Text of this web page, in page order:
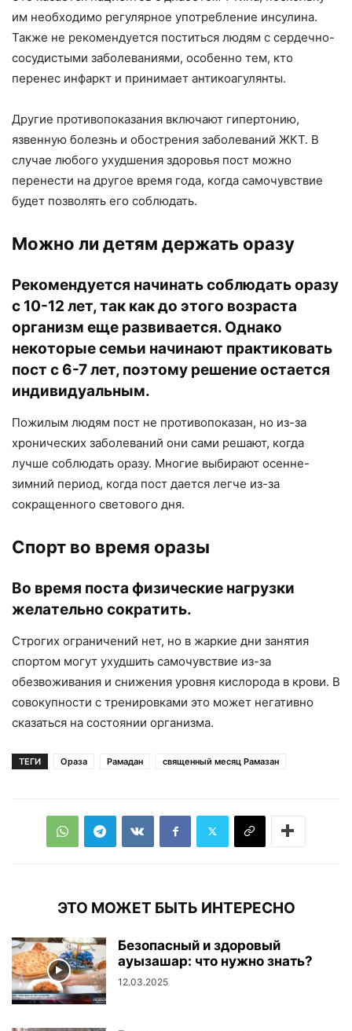
им необходимо регулярное употребление инсулина.
Также не рекомендуется поститься людям с сердечно-
сосудистыми заболеваниями, особенно тем, кто
перенес инфаркт и принимает антикоагулянты.
Другие противопоказания включают гипертонию,
язвенную болезнь и обострения заболеваний ЖКТ. В
случае любого ухудшения здоровья пост можно
перенести на другое время года, когда самочувствие
будет позволять его соблюдать.
Можно ли детям держать оразу
Рекомендуется начинать соблюдать оразу
с 10-12 лет, так как до этого возраста
организм еще развивается. Однако
некоторые семьи начинают практиковать
пост с 6-7 лет, поэтому решение остается
индивидуальным.
Пожилым людям пост не противопоказан, но из-за
хронических заболеваний они сами решают, когда
лучше соблюдать оразу. Многие выбирают осенне-
зимний период, когда пост дается легче из-за
сокращенного светового дня.
Спорт во время оразы
Во время поста физические нагрузки
желательно сократить.
Строгих ограничений нет, но в жаркие дни занятия
спортом могут ухудшить самочувствие из-за
обезвоживания и снижения уровня кислорода в крови. В
совокупности с тренировками это может негативно
сказаться на состоянии организма.
ТЕГИ Ораза Рамадан священный месяц Рамазан
ЭТО МОЖЕТ БЫТЬ ИНТЕРЕСНО
Безопасный и здоровый
ауызашар: что нужно знать?
12.03.2025